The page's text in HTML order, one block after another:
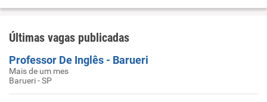
Últimas vagas publicadas
Professor De Inglês - Barueri
Mais de um mes
Barueri - SP